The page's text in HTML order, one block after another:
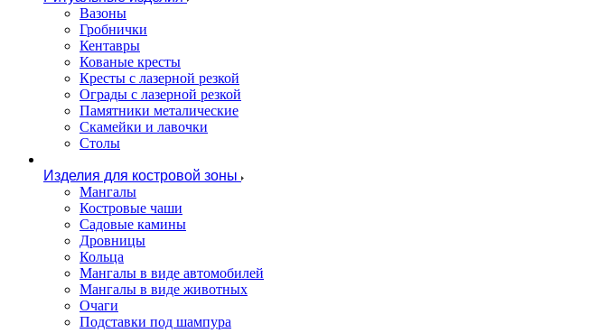
Вазоны
Гробнички
Кентавры
Кованые кресты
Кресты с лазерной резкой
Ограды с лазерной резкой
Памятники металические
Скамейки и лавочки
Столы
Изделия для костровой зоны
Мангалы
Костровые чаши
Садовые камины
Дровницы
Кольца
Мангалы в виде автомобилей
Мангалы в виде животных
Очаги
Подставки под шампура